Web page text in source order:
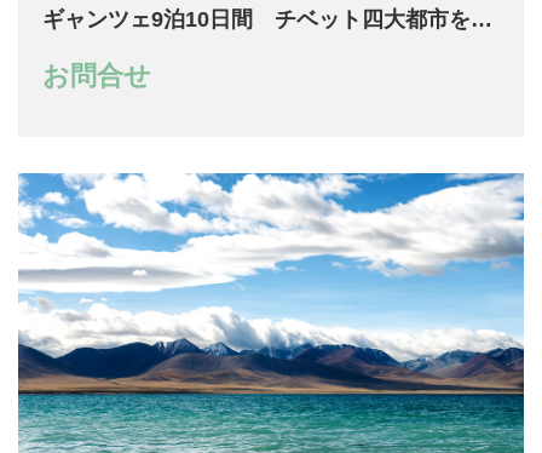
ギャンツェ9泊10日間 チベット四大都市を周
お問合せ